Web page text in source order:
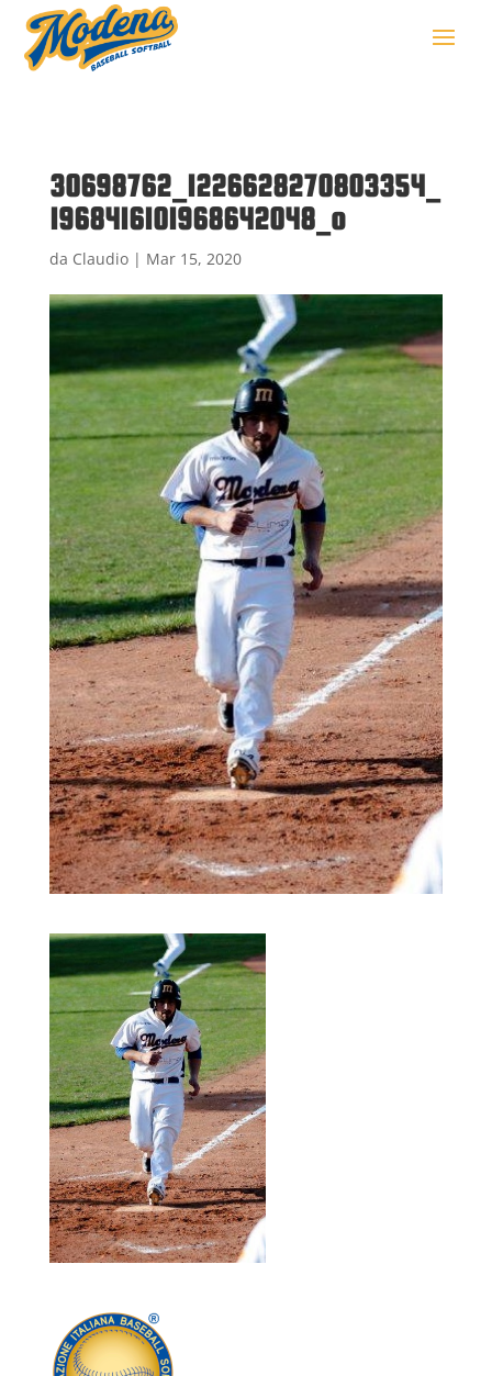
30698762_1226628270803354_
1968416101968642048_o
da Claudio| Mar 15, 2020